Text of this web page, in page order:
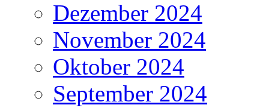
Dezember 2024
November 2024
Oktober 2024
September 2024